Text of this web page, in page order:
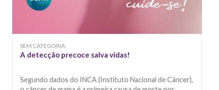
SEM CATEGORIA
A detecção precoce salva vidas!
Segundo dados do INCA (Instituto Nacional de Câncer),